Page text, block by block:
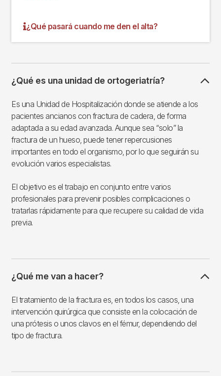
¿Qué pasará cuando me den el alta?
¿Qué es una unidad de ortogeriatría?
Es una Unidad de Hospitalización donde se atiende a los
pacientes ancianos con fractura de cadera, de forma
adaptada a su edad avanzada. Aunque sea “solo” la
fractura de un hueso, puede tener repercusiones
importantes en todo el organismo, por lo que seguirán su
evolución varios especialistas.
El objetivo es el trabajo en conjunto entre varios
profesionales para prevenir posibles complicaciones o
tratarlas rápidamente para que recupere su calidad de vida
previa.
¿Qué me van a hacer?
El tratamiento de la fractura es, en todos los casos, una
intervención quirúrgica que consiste en la colocación de
una prótesis o unos clavos en el fémur, dependiendo del
tipo de fractura.